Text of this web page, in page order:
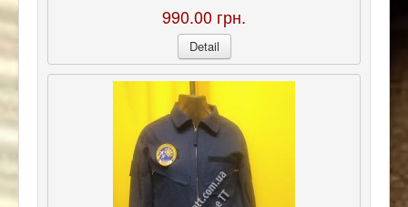
990.00 грн.
Detail